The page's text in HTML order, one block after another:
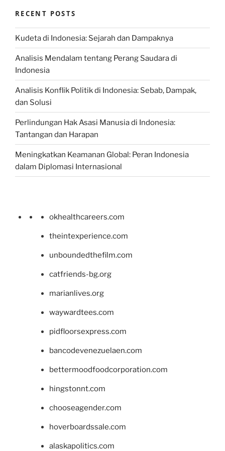
RECENT POSTS
Kudeta di Indonesia: Sejarah dan Dampaknya
Analisis Mendalam tentang Perang Saudara di
Indonesia
Analisis Konflik Politik di Indonesia: Sebab, Dampak,
dan Solusi
Perlindungan Hak Asasi Manusia di Indonesia:
Tantangan dan Harapan
Meningkatkan Keamanan Global: Peran Indonesia
dalam Diplomasi Internasional
okhealthcareers.com
theintexperience.com
unboundedthefilm.com
catfriends-bg.org
marianlives.org
waywardtees.com
pidfloorsexpress.com
bancodevenezuelaen.com
bettermoodfoodcorporation.com
hingstonnt.com
chooseagender.com
hoverboardssale.com
alaskapolitics.com